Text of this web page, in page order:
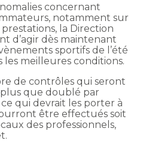
concernant
notamment sur
la Direction
d’agir dès maintenant
sportifs de l’été
meilleures conditions.
de contrôles qui seront
que doublé par
qui devrait les porter à
être effectués soit
des professionnels,